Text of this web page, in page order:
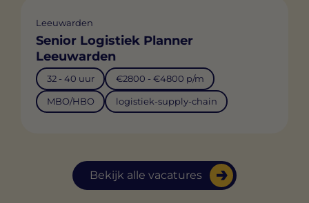
Bekijk alle vacatures
Leeuwarden
Senior Logistiek Planner
Leeuwarden
32 - 40 uur €2800 - €4800 p/m
MBO/HBO logistiek-supply-chain